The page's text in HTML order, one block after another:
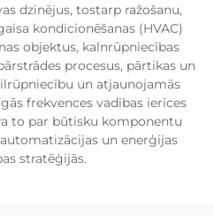
dzinējus, tostarp ražošanu,
kondicionēšanas (HVAC)
objektus, kalnrūpniecības
procesus, pārtikas un
un atjaunojamās
frekvences vadības ierīces
to par būtisku komponentu
un enerģijas
stratēģijās.